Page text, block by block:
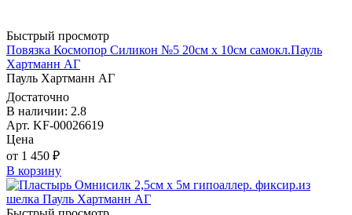
Быстрый просмотр
Повязка Космопор Силикон №5 20см х 10см самокл.Пауль
Хартманн AГ
Пауль Хартманн AГ
Достаточно
В наличии: 2.8
Арт. KF-00026619
Цена
от 1 450 ₽
В корзину